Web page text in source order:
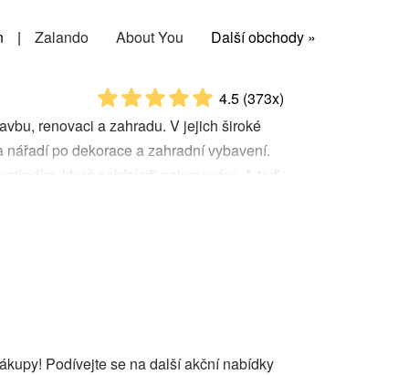
| Zalando About You Další obchody »
4.5 (373x)
renovaci a zahradu. V jejich široké
po dekorace a zahradní vybavení.
které nabízí při nakupování. A teď
slevový kód je skvělý nástroj,
Podívejte se na další akční nabídky